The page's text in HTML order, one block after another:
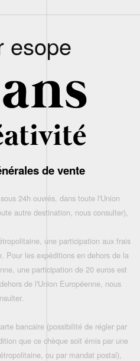
esope
de vente
24h ouvrés, dans toute l'Union
autre destination, nous consulter),
une participation aux frais
Pour les expéditions en dehors de la
une participation de 20 euros est
de l'Union Européenne, nous
bancaire (possibilité de régler par
que ce chèque soit émis par une
ou par mandat postal),